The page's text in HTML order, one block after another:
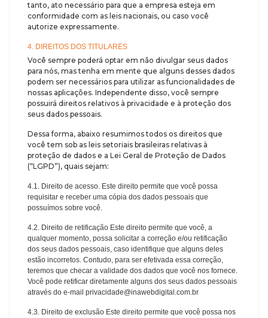
tanto, ato necessário para que a empresa esteja em
conformidade com as leis nacionais, ou caso você
autorize expressamente.
4. DIREITOS DOS TITULARES
Você sempre poderá optar em não divulgar seus dados
para nós, mas tenha em mente que alguns desses dados
podem ser necessários para utilizar as funcionalidades de
nossas aplicações. Independente disso, você sempre
possuirá direitos relativos à privacidade e à proteção dos
seus dados pessoais.
Dessa forma, abaixo resumimos todos os direitos que
você tem sob as leis setoriais brasileiras relativas à
proteção de dados e a Lei Geral de Proteção de Dados
(“LGPD”), quais sejam:
4.1. Direito de acesso. Este direito permite que você possa
requisitar e receber uma cópia dos dados pessoais que
possuímos sobre você.
4.2. Direito de retificação Este direito permite que você, a
qualquer momento, possa solicitar a correção e/ou retificação
dos seus dados pessoais, caso identifique que alguns deles
estão incorretos. Contudo, para ser efetivada essa correção,
teremos que checar a validade dos dados que você nos fornece.
Você pode retificar diretamente alguns dos seus dados pessoais
através do e-mail privacidade@inawebdigital.com.br
4.3. Direito de exclusão Este direito permite que você possa nos